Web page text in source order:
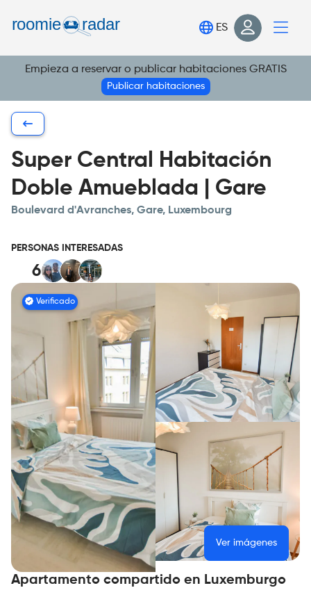
Iniciar sesión
Regístrate
ES
Empieza a reservar o publicar habitaciones GRATIS
Publicar habitaciones
Super Central Habitación
Doble Amueblada | Gare
Boulevard d'Avranches, Gare, Luxembourg
PERSONAS INTERESADAS
6
Verificado
Ver imágenes
Apartamento compartido en Luxemburgo